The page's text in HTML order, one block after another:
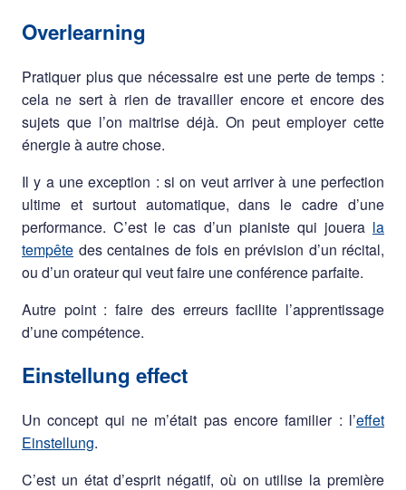
Overlearning
Pratiquer plus que nécessaire est une perte de temps :
cela ne sert à rien de travailler encore et encore des
sujets que l’on maitrise déjà. On peut employer cette
énergie à autre chose.
Il y a une exception : si on veut arriver à une perfection
ultime et surtout automatique, dans le cadre d’une
performance. C’est le cas d’un pianiste qui jouera la
tempête des centaines de fois en prévision d’un récital,
ou d’un orateur qui veut faire une conférence parfaite.
Autre point : faire des erreurs facilite l’apprentissage
d’une compétence.
Einstellung effect
Un concept qui ne m’était pas encore familier : l’effet
Einstellung.
C’est un état d’esprit négatif, où on utilise la première